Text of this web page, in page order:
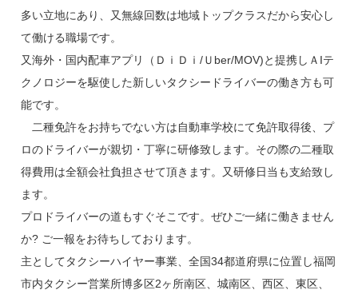
多い立地にあり、又無線回数は地域トップクラスだから安心し
て働ける職場です。
又海外・国内配車アプリ（ＤｉＤｉ/Ｕber/MOV)と提携しＡIテ
クノロジーを駆使した新しいタクシードライバーの働き方も可
能です。
二種免許をお持ちでない方は自動車学校にて免許取得後、プ
ロのドライバーが親切・丁寧に研修致します。その際の二種取
得費用は全額会社負担させて頂きます。又研修日当も支給致し
ます。
プロドライバーの道もすぐそこです。ぜひご一緒に働きません
か? ご一報をお待ちしております。
主としてタクシーハイヤー事業、全国34都道府県に位置し福岡
市内タクシー営業所博多区2ヶ所南区、城南区、西区、東区、